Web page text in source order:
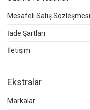
Mesafeli Satış Sözleşmesi
İade Şartları
İletişim
Ekstralar
Markalar